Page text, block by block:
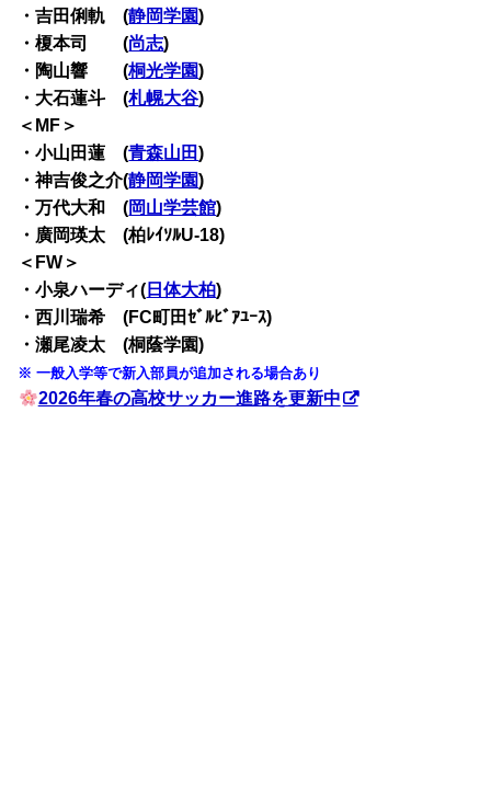
・吉田俐軌 (静岡学園)
・榎本司 (尚志)
・陶山響 (桐光学園)
・大石蓮斗 (札幌大谷)
＜MF＞
・小山田蓮 (青森山田)
・神吉俊之介(静岡学園)
・万代大和 (岡山学芸館)
・廣岡瑛太 (柏ﾚｲｿﾙU-18)
＜FW＞
・小泉ハーディ( 日体大柏)
・西川瑞希 (FC町田ｾﾞﾙﾋﾞｱﾕｰｽ)
・瀬尾凌太 (桐蔭学園)
※ 一般入学等で新入部員が追加される場合あり
2026年春の高校サッカー進路を更新中